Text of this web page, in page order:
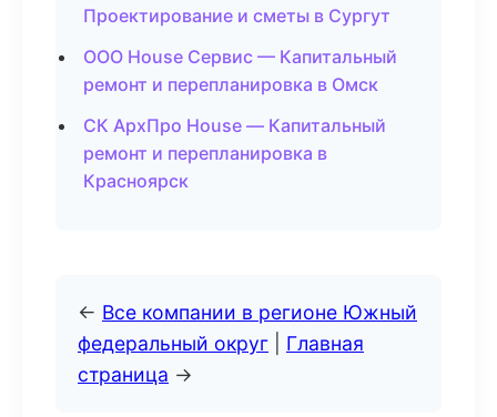
Проектирование и сметы в Сургут
ООО House Сервис — Капитальный
ремонт и перепланировка в Омск
СК АрхПро House — Капитальный
ремонт и перепланировка в
Красноярск
← Все компании в регионе Южный
федеральный округ
Главная
страница →